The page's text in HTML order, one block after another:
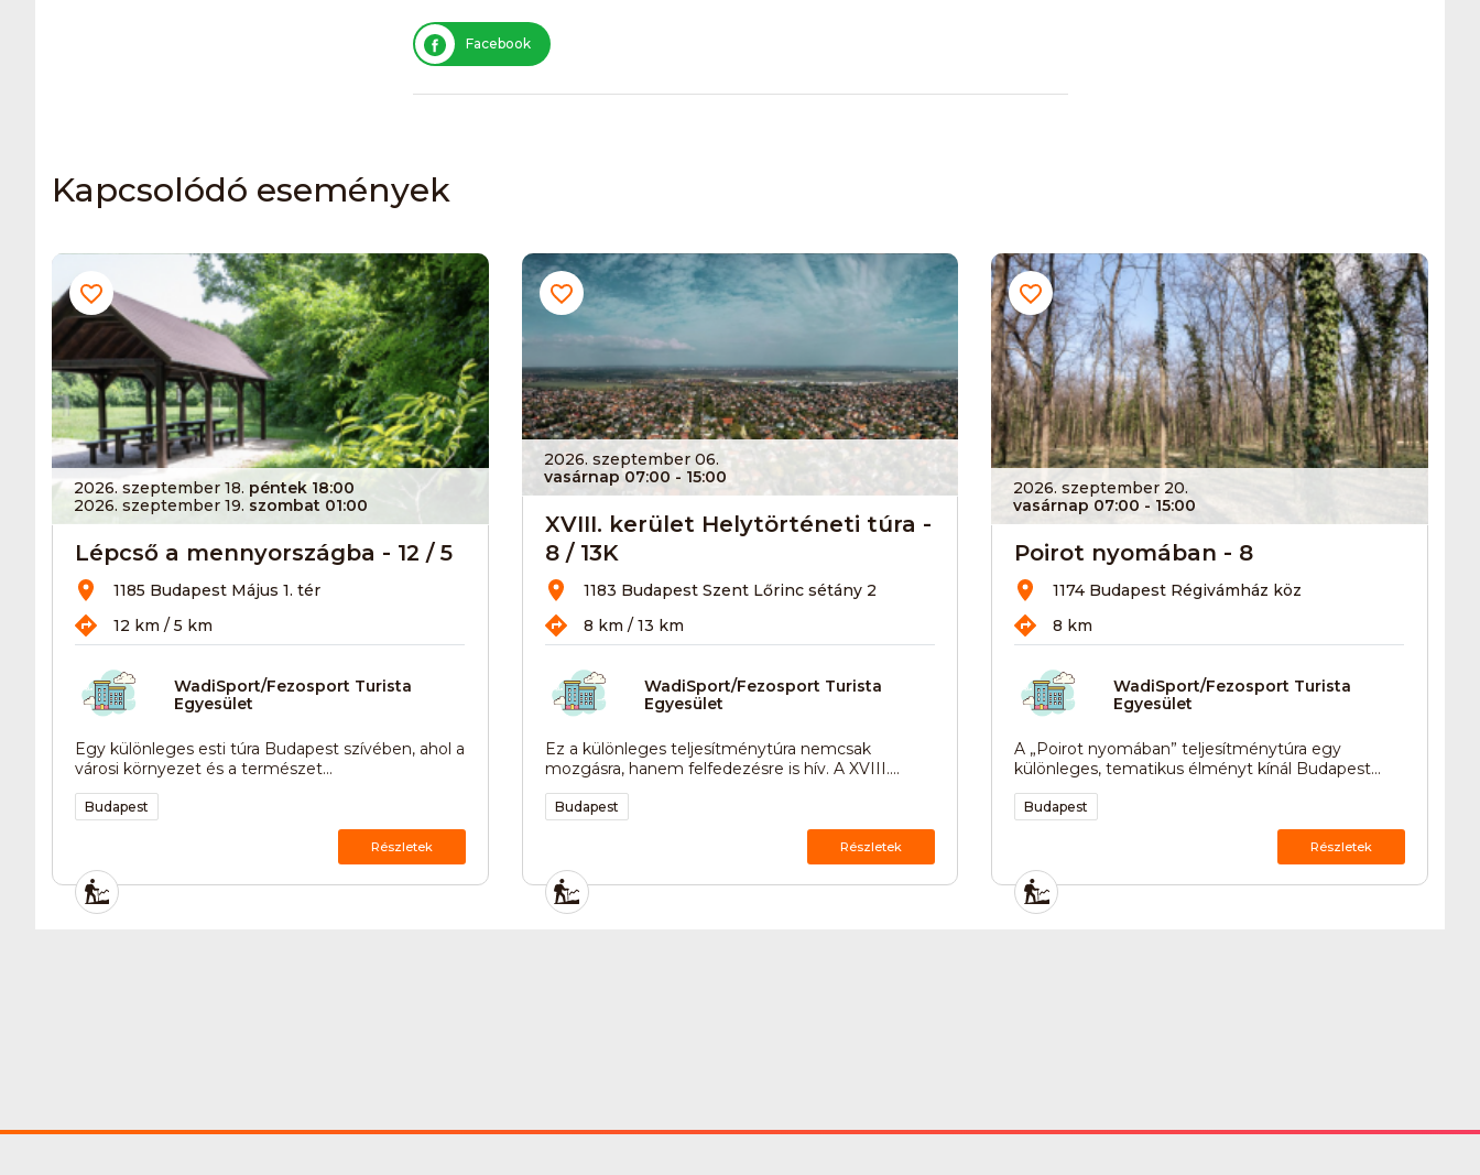
Facebook
Kapcsolódó események
2026. szeptember 18. péntek 18:00
2026. szeptember 19. szombat 01:00
Lépcső a mennyországba - 12 / 5
1185 Budapest Május 1. tér
12 km / 5 km
WadiSport/Fezosport Turista
Egyesület
Egy különleges esti túra Budapest szívében, ahol a
városi környezet és a természet...
Budapest
Részletek
2026. szeptember 06.
vasárnap 07:00 - 15:00
XVIII. kerület Helytörténeti túra -
8 / 13K
1183 Budapest Szent Lőrinc sétány 2
8 km / 13 km
WadiSport/Fezosport Turista
Egyesület
Ez a különleges teljesítménytúra nemcsak
mozgásra, hanem felfedezésre is hív. A XVIII....
Budapest
Részletek
2026. szeptember 20.
vasárnap 07:00 - 15:00
Poirot nyomában - 8
1174 Budapest Régivámház köz
8 km
WadiSport/Fezosport Turista
Egyesület
A „Poirot nyomában” teljesítménytúra egy
különleges, tematikus élményt kínál Budapest...
Budapest
Részletek